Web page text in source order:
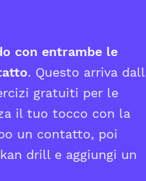
con entrambe le
. Questo arriva
gratuiti per le
il tuo tocco con la
un contatto, poi
drill e aggiungi un